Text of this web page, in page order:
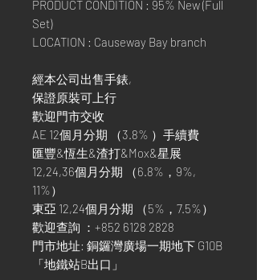
PRODUCT CONDITION : 95% New (Full
Set)
LOCATION : Causeway Bay branch
經本公司出售手錶,
保證原裝可上行
歡迎門市交收
AE 12個月分期 （3.8% ）手續費
匯豐&恆生&渣打&Mox&星展
12,24,36個月分期 （6.8%，9%,
11%）
東亞 12,24個月分期 （5%，7.5%）
歡迎查詢 ：+852 6128 2828
門市地址: 銅鑼灣廣場一期地下 G10B
「地鐵站B出口」